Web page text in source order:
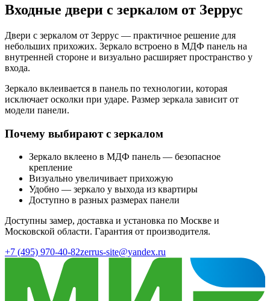
Входные двери с зеркалом от Зеррус
Двери с зеркалом от Зеррус — практичное решение для
небольших прихожих. Зеркало встроено в МДФ панель на
внутренней стороне и визуально расширяет пространство у
входа.
Зеркало вклеивается в панель по технологии, которая
исключает осколки при ударе. Размер зеркала зависит от
модели панели.
Почему выбирают с зеркалом
Зеркало вклеено в МДФ панель — безопасное
крепление
Визуально увеличивает прихожую
Удобно — зеркало у выхода из квартиры
Доступно в разных размерах панели
Доступны замер, доставка и установка по Москве и
Московской области. Гарантия от производителя.
+7 (495) 970-40-82zerrus-site@yandex.ru